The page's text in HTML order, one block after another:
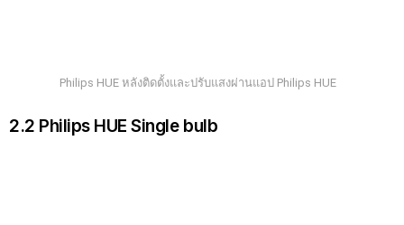
Philips HUE หลังติดตั้งและปรับแสงผ่านแอป Philips HUE
2.2 Philips HUE Single bulb